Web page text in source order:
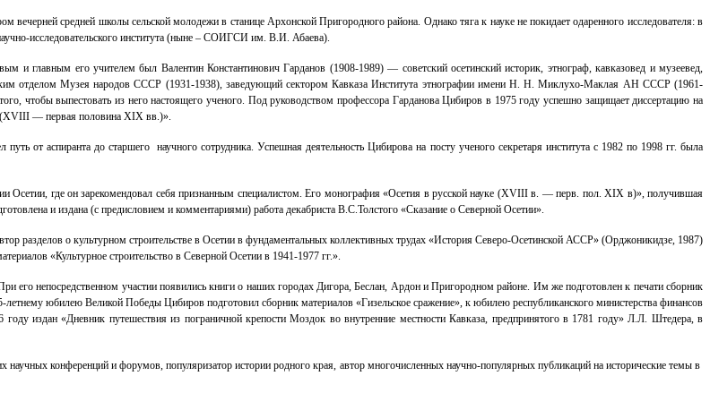
вечерней средней школы сельской молодежи в станице Архонской Пригородного района. Однако тяга к науке не покидает одаренного исследователя: в
исследовательского института (ныне – СОИГСИ им. В.И. Абаева).
и главным его учителем был Валентин Константинович Гарданов (1908-1989) — советский осетинский историк, этнограф, кавказовед и музеевед,
отделом Музея народов СССР (1931-1938), заведующий сектором Кавказа Института этнографии имени Н. Н. Миклухо-Маклая АН СССР (1961-
чтобы выпестовать из него настоящего ученого. Под руководством профессора Гарданова Цибиров в 1975 году успешно защищает диссертацию на
(XVIII — первая половина XIX вв.)».
аспиранта до старшего научного сотрудника. Успешная деятельность Цибирова на посту ученого секретаря института с 1982 по 1998 гг. была
Осетии, где он зарекомендовал себя признанным специалистом. Его монография «Осетия в русской науке (ХVIII в. — перв. пол. ХIХ в)», получившая
и издана (с предисловием и комментариями) работа декабриста В.С.Толстого «Сказание о Северной Осетии».
разделов о культурном строительстве в Осетии в фундаментальных коллективных трудах «История Северо-Осетинской АССР» (Орджоникидзе, 1987)
«Культурное строительство в Северной Осетии в 1941-1977 гг.».
его непосредственном участии появились книги о наших городах Дигора, Беслан, Ардон и Пригородном районе. Им же подготовлен к печати сборник
летнему юбилею Великой Победы Цибиров подготовил сборник материалов «Гизельское сражение», к юбилею республиканского министерства финансов
издан «Дневник путешествия из пограничной крепости Моздок во внутренние местности Кавказа, предпринятого в 1781 году» Л.Л. Штедера, в
конференций и форумов, популяризатор истории родного края, автор многочисленных научно-популярных публикаций на исторические темы в